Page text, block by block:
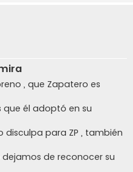
, que Zapatero es
él adoptó en su
disculpa para ZP , también
de reconocer su